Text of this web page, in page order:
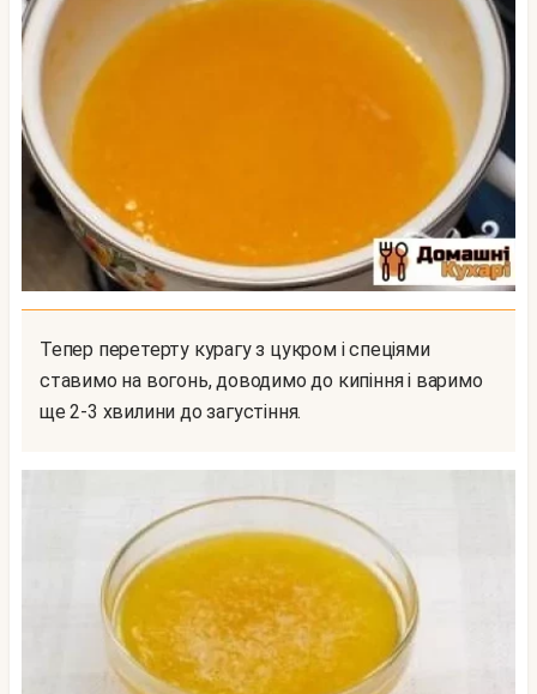
Тепер перетерту курагу з цукром і спеціями
ставимо на вогонь, доводимо до кипіння і варимо
ще 2-3 хвилини до загустіння.